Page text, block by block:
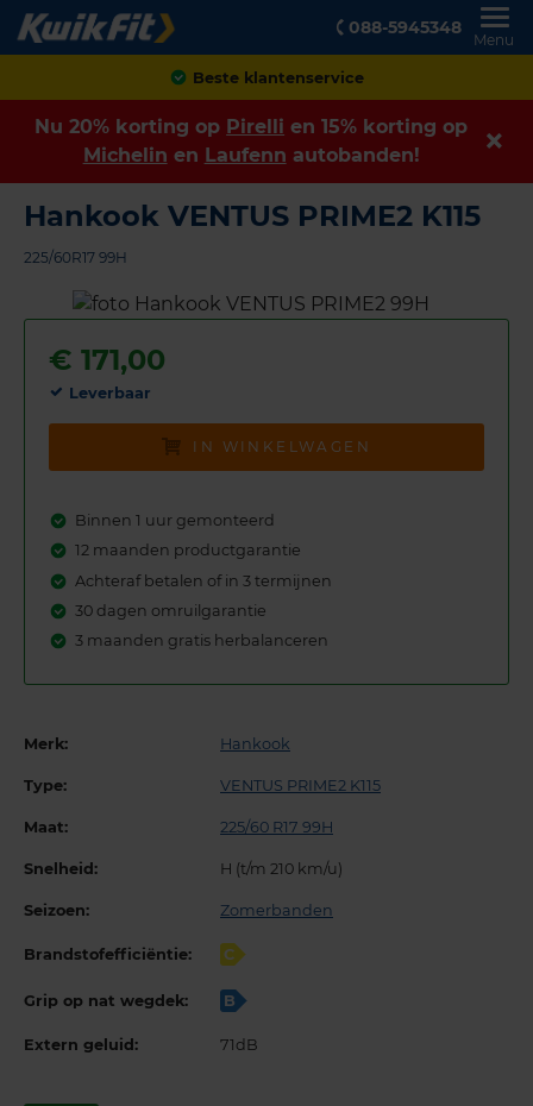
088-5945348
Menu
Achteraf betalen
Nu 20% korting op Pirelli en 15% korting op
Michelin en Laufenn autobanden!
Hankook VENTUS PRIME2 K115
225/60R17 99H
€ 171,00
Leverbaar
IN WINKELWAGEN
Binnen 1 uur gemonteerd
12 maanden productgarantie
Achteraf betalen of in 3 termijnen
30 dagen omruilgarantie
3 maanden gratis herbalanceren
Merk: Hankook
Type: VENTUS PRIME2 K115
Maat: 225/60 R17 99H
Snelheid: H (t/m 210 km/u)
Seizoen: Zomerbanden
Brandstofefficiëntie: C
Grip op nat wegdek: B
Extern geluid: 71dB